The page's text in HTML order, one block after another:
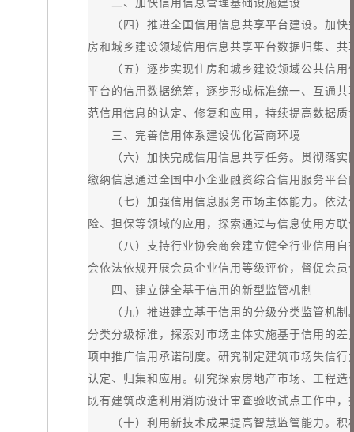
二、加快信用信息管理基础设施建设
（四）推进全国信用信息共享平台建设。加快
房和城乡建设领域信用信息共享平台数据归集、共
（五）逐步实现住房和城乡建设领域公共信用
平台的信用数据统筹，逐步形成标准统一、互通
范信用信息的认定、修复和应用，持续提高数据质
三、完善信用体系建设优化营商环境
（六）加快完成信用信息共享任务。贯彻落实
缴纳信息通过全国中小企业融资综合信用服务平
（七）加强信用信息服务市场主体能力。依法
险、担保等领域的应用，探索通过与信息使用方
（八）支持行业协会商会建立健全行业信用自
会依法依规开展会员企业信用等级评价，督促会
四、建立健全基于信用的新型监管机制
（九）推进建立基于信用的分级分类监管机制
分类分级标准，探索对市场主体实施基于信用的
项中推广信用承诺制度。研究制定建筑市场失信
认定、归集和应用。研究探索房地产市场、工程
既有建筑改造利用消防设计审查验收试点工作中
（十）利用新技术成果提高智慧监管能力。积